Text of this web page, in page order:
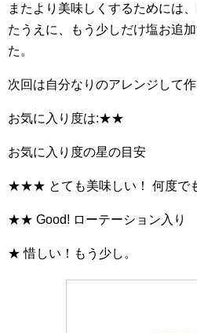
またより美味しくするためには
たうえに、もう少しだけ塩お追
た。
次回は自分なりのアレンジして
お気に入り度は:★★
お気に入り度の星の目安
★★★ とても美味しい！ 何度で
★★ Good! ローテーション入り
★ 惜しい！もう少し。